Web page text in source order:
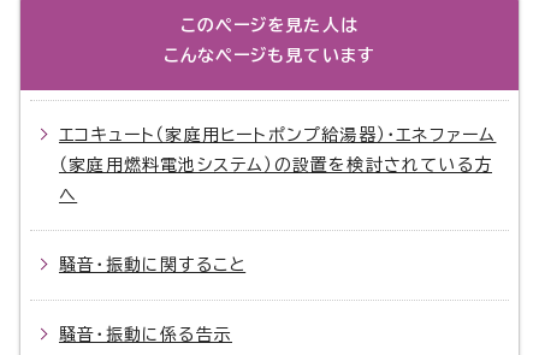
このページを見た人は
こんなページも見ています
エコキュート（家庭用ヒートポンプ給湯器）・エネファーム
（家庭用燃料電池システム）の設置を検討されている方
へ
騒音・振動に関すること
騒音・振動に係る告示